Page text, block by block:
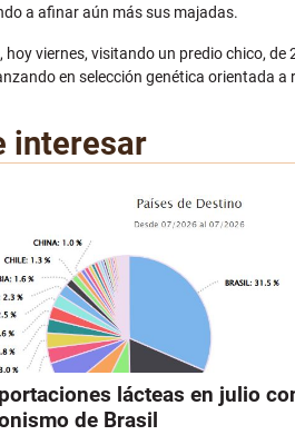
a afinar aún más sus majadas.
viernes, visitando un predio chico,
en selección genética orientada
interesar
lácteas en julio
de Brasil